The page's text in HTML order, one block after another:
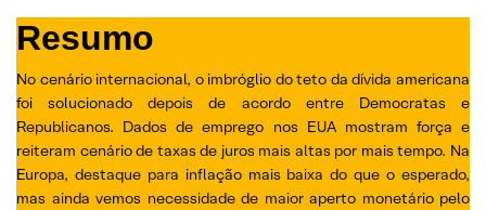
Resumo
No cenário internacional, o imbróglio do teto da dívida americana
foi solucionado depois de acordo entre Democratas e
Republicanos. Dados de emprego nos EUA mostram força e
reiteram cenário de taxas de juros mais altas por mais tempo. Na
Europa, destaque para inflação mais baixa do que o esperado,
mas ainda vemos necessidade de maior aperto monetário pelo